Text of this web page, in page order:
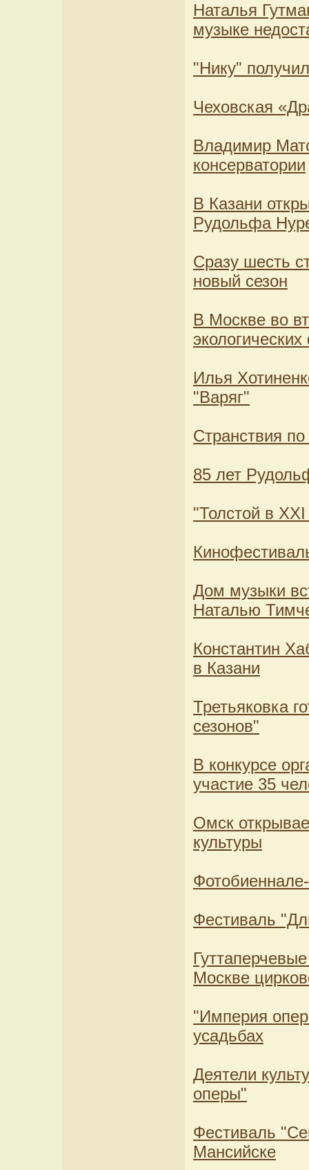
Наталья
музыке
"Нику"
Чеховская
Владимир
консерватории
В Казани
Рудольфа
Сразу шесть
новый сезон
В Москве во
Илья
"Варяг"
Странствия
85 лет
"Толстой в
Дом музыки
Наталью
Константин
в Казани
Третьяковка
сезонов"
В конкурсе
участие 35
Омск
культуры
Фестиваль
Москве
"Империя
усадьбах
Деятели
оперы"
Фестиваль
Мансийске